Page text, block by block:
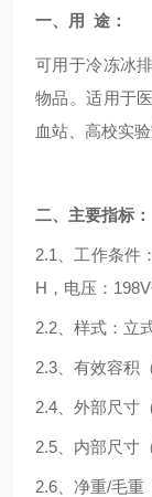
一、用 途：
可用于冷冻冰排
物品。适用于
血站 、高校实验
二、主要指标：
2.1、 工作条件
H ，电压：
2.2 、样式 ： 立
2.3、 有效容积
2.4、外部尺寸
2.5、 内部尺寸
2.6、 净重/毛重